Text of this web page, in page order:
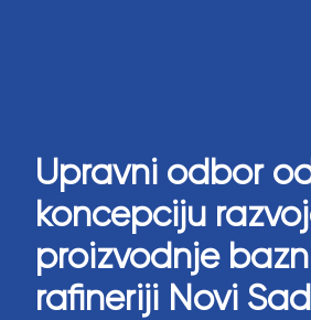
Upravni odbor
koncepciju
proizvodnje
rafineriji Novi Sad